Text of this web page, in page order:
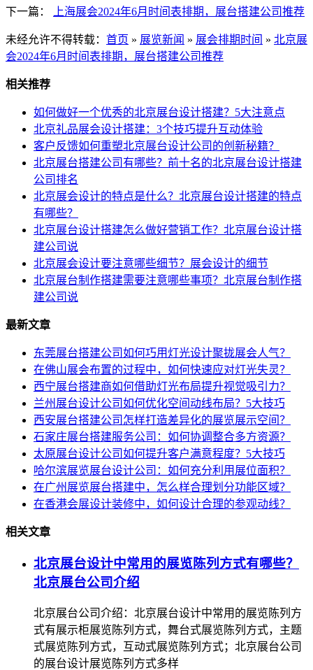
下一篇： 上海展会2024年6月时间表排期，展台搭建公司推荐
未经允许不得转载： 首页 » 展览新闻 » 展会排期时间 » 北京展
会2024年6月时间表排期，展台搭建公司推荐
相关推荐
如何做好一个优秀的北京展台设计搭建？5大注意点
北京礼品展会设计搭建：3个技巧提升互动体验
客户反馈如何重塑北京展台设计公司的创新秘籍？
北京展台搭建公司有哪些？前十名的北京展台设计搭建
公司排名
北京展会设计的特点是什么？北京展台设计搭建的特点
有哪些？
北京展台设计搭建怎么做好营销工作？北京展台设计搭
建公司说
北京展会设计要注意哪些细节？展会设计的细节
北京展台制作搭建需要注意哪些事项？北京展台制作搭
建公司说
最新文章
东莞展台搭建公司如何巧用灯光设计聚拢展会人气？
在佛山展会布置的过程中，如何快速应对灯光失灵？
西宁展台搭建商如何借助灯光布局提升视觉吸引力？
兰州展台设计公司如何优化空间动线布局？5大技巧
西安展台搭建公司怎样打造差异化的展览展示空间？
石家庄展台搭建服务公司：如何协调整合多方资源？
太原展台设计公司如何提升客户满意程度？5大技巧
哈尔滨展览展台设计公司：如何充分利用展位面积？
在广州展览展台搭建中，怎么样合理划分功能区域？
在香港会展设计装修中，如何设计合理的参观动线？
相关文章
北京展台设计中常用的展览陈列方式有哪些？
北京展台公司介绍
北京展台公司介绍：北京展台设计中常用的展览陈列方
式有展示柜展览陈列方式，舞台式展览陈列方式，主题
式展览陈列方式，互动式展览陈列方式；北京展台公司
的展台设计展览陈列方式多样